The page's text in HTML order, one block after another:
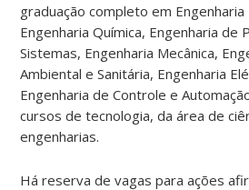
graduação completo em
Engenharia Química, Engenharia de
Sistemas, Engenharia Mecânica,
Ambiental e Sanitária, Engenharia
Engenharia de Controle e
cursos de tecnologia, da área de
engenharias.
Há reserva de vagas para ações